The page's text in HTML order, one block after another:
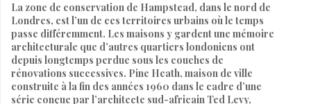
La zone de conservation de Hampstead, dans le nord de
Londres, est l’un de ces territoires urbains où le temps
passe différemment. Les maisons y gardent une mémoire
architecturale que d’autres quartiers londoniens ont
depuis longtemps perdue sous les couches de
rénovations successives. Pine Heath, maison de ville
construite à la fin des années 1960 dans le cadre d’une
série conçue par l’architecte sud-africain Ted Levy,